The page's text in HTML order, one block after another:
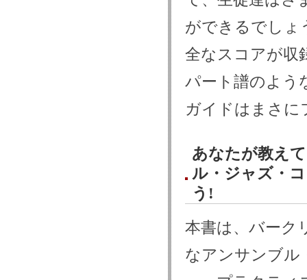
ができるでしょ
全なスコアが収
パート譜のよう
ガイドはまさに
あなたが教え
ル・ジャズ・
う!
本書は、バーク
なアンサンブル